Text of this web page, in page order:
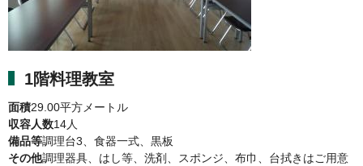
1階料理教室
面積29.00平方メートル
収容人数14人
備品等調理台3、食器一式、黒板
その他調理器具、はし等、洗剤、スポンジ、布巾、台拭きはご用意